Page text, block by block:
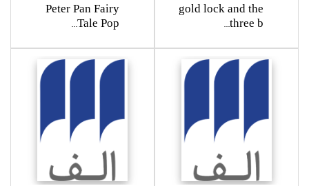
gold lock and the
three b...
Peter Pan Fairy
Tale Pop...